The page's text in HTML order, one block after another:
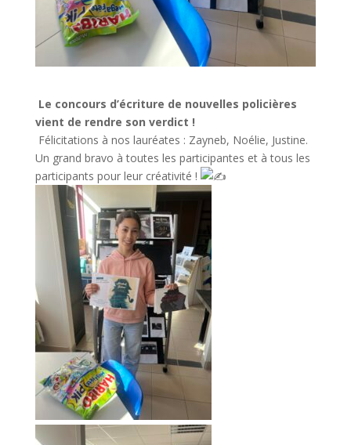
Le concours d’écriture de nouvelles policières
vient de rendre son verdict !
Félicitations à nos lauréates : Zayneb, Noélie, Justine.
Un grand bravo à toutes les participantes et à tous les
participants pour leur créativité !